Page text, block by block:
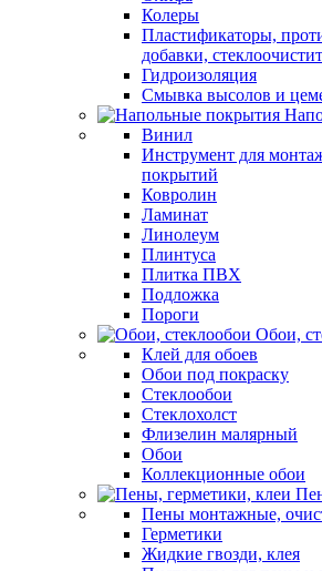
Колеры
Пластификаторы,
добавки,
Гидроизоляция
Смывка высолов и
Винил
Инструмент для
покрытий
Ковролин
Ламинат
Линолеум
Плинтуса
Плитка ПВХ
Подложка
Пороги
Обои,
Клей для обоев
Обои под покраску
Стеклообои
Стеклохолст
Флизелин малярный
Обои
Коллекционные обои
Пены монтажные,
Герметики
Жидкие гвозди, клея